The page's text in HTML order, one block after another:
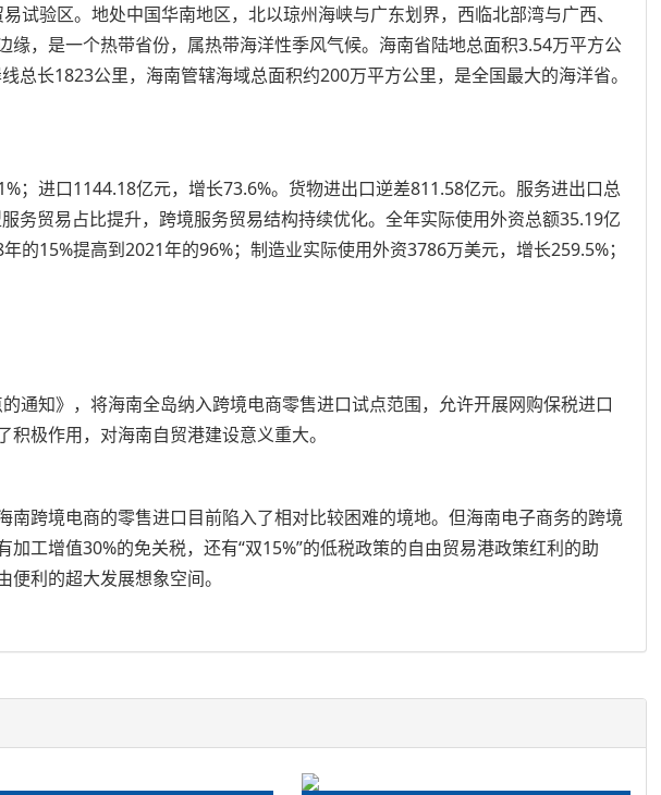
验区。地处中国华南地区，北以琼州海峡与广东划界，西临北部湾与广西、
，是一个热带省份，属热带海洋性季风气候。海南省陆地总面积3.54万平方公
长1823公里，海南管辖海域总面积约200万平方公里，是全国最大的海洋省。
；进口1144.18亿元，增长73.6%。货物进出口逆差811.58亿元。服务进出口总
务贸易占比提升，跨境服务贸易结构持续优化。全年实际使用外资总额35.19亿
15%提高到2021年的96%；制造业实际使用外资3786万美元，增长259.5%；
通知》，将海南全岛纳入跨境电商零售进口试点范围，允许开展网购保税进口
极作用，对海南自贸港建设意义重大。
跨境电商的零售进口目前陷入了相对比较困难的境地。但海南电子商务的跨境
工增值30%的免关税，还有“双15%”的低税政策的自由贸易港政策红利的助
利的超大发展想象空间。